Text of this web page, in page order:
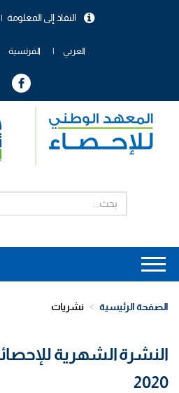
النفاذ إلى المعلومة
العربي الفرنسية
Main
navigation
الصفحة الرئيسية نشريات
النشرة الشهرية
2020